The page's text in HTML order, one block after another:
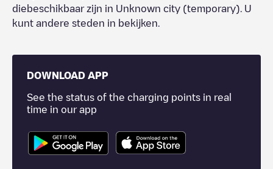
diebeschikbaar zijn in Unknown city (temporary) . U
kunt andere steden in bekijken.
DOWNLOAD APP
See the status of the charging points in real
time in our app